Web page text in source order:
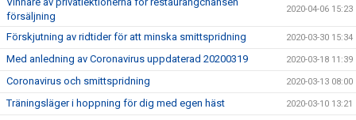
försäljning
2020-04-06 15:23
Förskjutning av ridtider för att minska smittspridning 2020-03-30 15:34
Med anledning av Coronavirus uppdaterad 20200319 2020-03-18 11:39
Coronavirus och smittspridning 2020-03-13 08:00
Träningsläger i hoppning för dig med egen häst 2020-03-10 13:21